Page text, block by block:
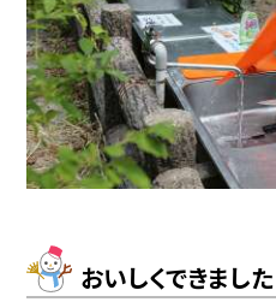
おいしくできました